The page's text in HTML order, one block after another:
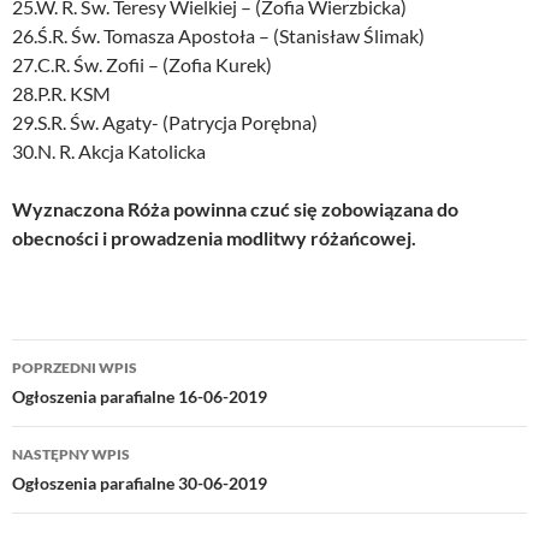
25.W. R. Św. Teresy Wielkiej – (Zofia Wierzbicka)
26.Ś.R. Św. Tomasza Apostoła – (Stanisław Ślimak)
27.C.R. Św. Zofii – (Zofia Kurek)
28.P.R. KSM
29.S.R. Św. Agaty- (Patrycja Porębna)
30.N. R. Akcja Katolicka
Wyznaczona Róża powinna czuć się zobowiązana do
obecności i prowadzenia modlitwy różańcowej.
Nawigacja
wpisu
POPRZEDNI WPIS
Ogłoszenia parafialne 16-06-2019
NASTĘPNY WPIS
Ogłoszenia parafialne 30-06-2019